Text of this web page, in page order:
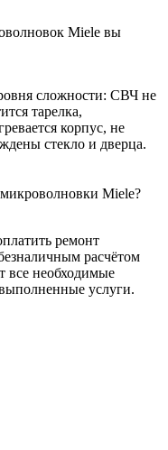
Miele вы
сложности: СВЧ не
тарелка,
корпус, не
стекло и дверца.
Miele?
ремонт
расчётом
все необходимые
услуги.